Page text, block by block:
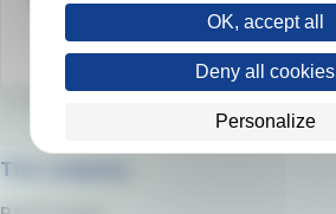
The company
OK, accept all
Deny all cookies
Personalize